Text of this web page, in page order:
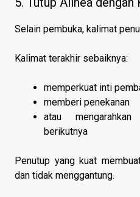
Selain pembuka, kalimat
Kalimat terakhir sebaiknya:
memperkuat inti
memberi penekanan
atau
berikutnya
Penutup yang kuat
dan tidak menggantung.